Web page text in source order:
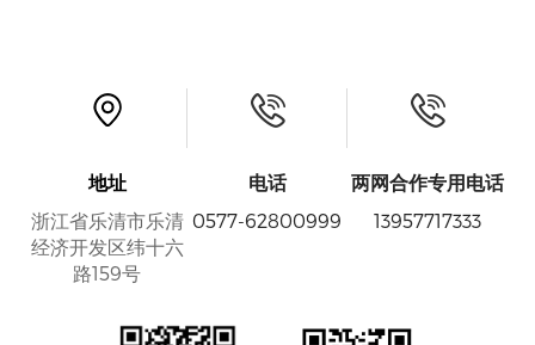
地址
浙江省乐清市乐清
经济开发区纬十六
路159号
电话
0577-62800999
两网合作专用电话
13957717333